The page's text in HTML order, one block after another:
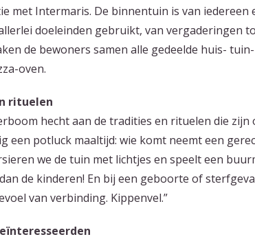
met Intermaris. De binnentuin is van iedereen
doeleinden gebruikt, van vergaderingen
de bewoners samen alle gedeelde huis-
oven.
rituelen
hecht aan de tradities en rituelen die
een potluck maaltijd: wie komt neemt een
we de tuin met lichtjes en speelt een
de kinderen! En bij een geboorte of
van verbinding. Kippenvel.”